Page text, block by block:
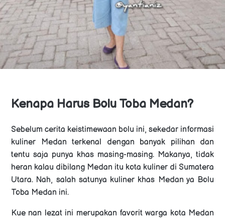
Kenapa Harus Bolu Toba Medan?
Sebelum cerita keistimewaan bolu ini, sekedar informasi
kuliner Medan terkenal dengan banyak pilihan dan
tentu saja punya khas masing-masing. Makanya, tidak
heran kalau dibilang Medan itu kota kuliner di Sumatera
Utara. Nah, salah satunya kuliner khas Medan ya Bolu
Toba Medan ini.
Kue nan lezat ini merupakan favorit warga kota Medan